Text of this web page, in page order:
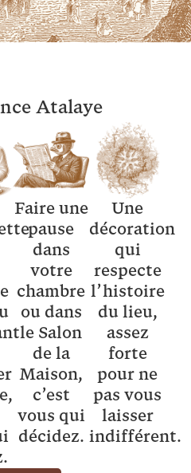
Atalaye
Faire une
pause
dans
votre
chambre
ou dans
le Salon
de la
Maison,
c’est
vous qui
décidez.
Une
décoration
qui
respecte
l’histoire
du lieu,
assez
forte
pour ne
pas vous
laisser
indifférent.